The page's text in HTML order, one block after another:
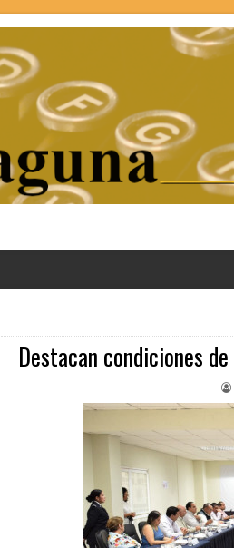
Destacan condiciones